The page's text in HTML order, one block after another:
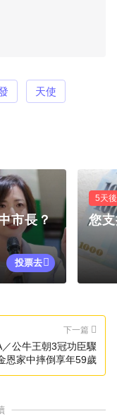
天使
市長？
投票去
5天
您
下一篇
／公牛王朝3冠功臣驟
恩家中摔倒享年59歲